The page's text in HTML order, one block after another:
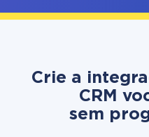
Crie a
CRM
sem